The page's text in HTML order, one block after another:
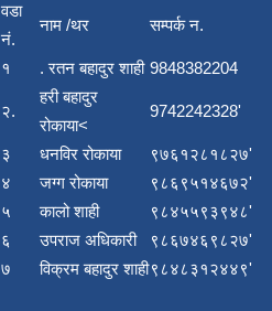
वडा
नं.
नाम /थर सम्पर्क न.
१ . रतन बहादुर शाही 9848382204
२.
हरी बहादुर
रोकाया<
9742242328'
३ धनविर रोकाया
९७६१२८१८२७'
४
जग्ग रोकाया
९८६९५१४६७२'
५
कालो शाही
९८४५५९३९४८'
६
उपराज अधिकारी
९८६७४६९८२७'
७
विक्रम बहादुर शाही९८४८३१२४४९'